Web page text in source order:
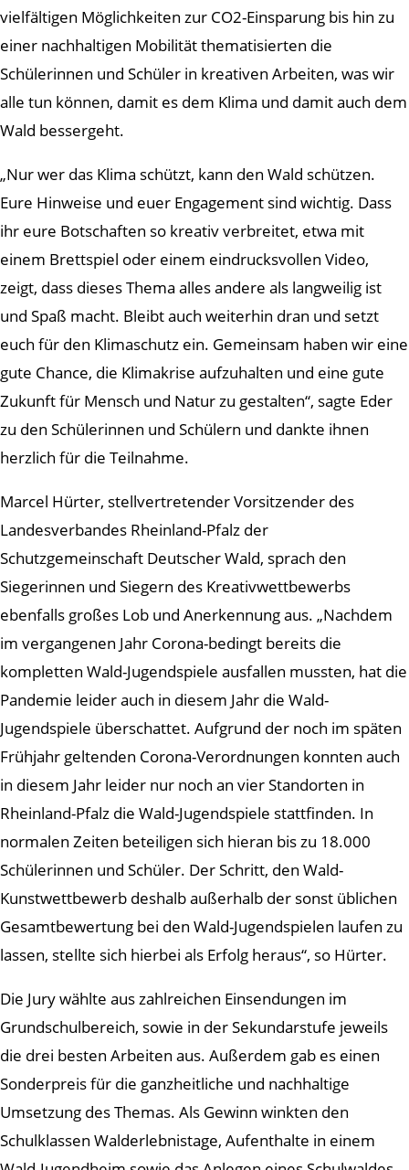
vielfältigen Möglichkeiten zur CO2-Einsparung bis hin zu
einer nachhaltigen Mobilität thematisierten die
Schülerinnen und Schüler in kreativen Arbeiten, was wir
alle tun können, damit es dem Klima und damit auch dem
Wald bessergeht.
„Nur wer das Klima schützt, kann den Wald schützen.
Eure Hinweise und euer Engagement sind wichtig. Dass
ihr eure Botschaften so kreativ verbreitet, etwa mit
einem Brettspiel oder einem eindrucksvollen Video,
zeigt, dass dieses Thema alles andere als langweilig ist
und Spaß macht. Bleibt auch weiterhin dran und setzt
euch für den Klimaschutz ein. Gemeinsam haben wir eine
gute Chance, die Klimakrise aufzuhalten und eine gute
Zukunft für Mensch und Natur zu gestalten“, sagte Eder
zu den Schülerinnen und Schülern und dankte ihnen
herzlich für die Teilnahme.
Marcel Hürter, stellvertretender Vorsitzender des
Landesverbandes Rheinland-Pfalz der
Schutzgemeinschaft Deutscher Wald, sprach den
Siegerinnen und Siegern des Kreativwettbewerbs
ebenfalls großes Lob und Anerkennung aus. „Nachdem
im vergangenen Jahr Corona-bedingt bereits die
kompletten Wald-Jugendspiele ausfallen mussten, hat die
Pandemie leider auch in diesem Jahr die Wald-
Jugendspiele überschattet. Aufgrund der noch im späten
Frühjahr geltenden Corona-Verordnungen konnten auch
in diesem Jahr leider nur noch an vier Standorten in
Rheinland-Pfalz die Wald-Jugendspiele stattfinden. In
normalen Zeiten beteiligen sich hieran bis zu 18.000
Schülerinnen und Schüler. Der Schritt, den Wald-
Kunstwettbewerb deshalb außerhalb der sonst üblichen
Gesamtbewertung bei den Wald-Jugendspielen laufen zu
lassen, stellte sich hierbei als Erfolg heraus“, so Hürter.
Die Jury wählte aus zahlreichen Einsendungen im
Grundschulbereich, sowie in der Sekundarstufe jeweils
die drei besten Arbeiten aus. Außerdem gab es einen
Sonderpreis für die ganzheitliche und nachhaltige
Umsetzung des Themas. Als Gewinn winkten den
Schulklassen Walderlebnistage, Aufenthalte in einem